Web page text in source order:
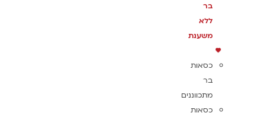
בר
ללא
משענת
כסאות
בר
מתכווננים
כסאות